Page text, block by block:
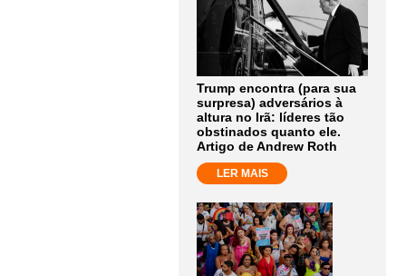
Trump encontra (para sua
surpresa) adversários à
altura no Irã: líderes tão
obstinados quanto ele.
Artigo de Andrew Roth
LER MAIS